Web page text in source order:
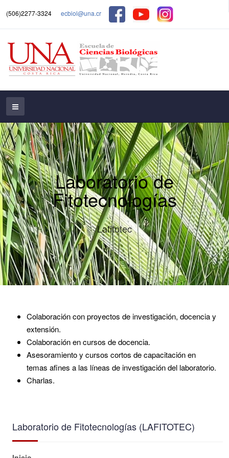
(506)2277-3324 ecbiol@una.cr
Laboratorio de
Fitotecnologías
Lafitotec
Colaboración con proyectos de investigación, docencia y
extensión.
Colaboración en cursos de docencia.
Asesoramiento y cursos cortos de capacitación en
temas afines a las líneas de investigación del laboratorio.
Charlas.
Laboratorio de Fitotecnologías (LAFITOTEC)